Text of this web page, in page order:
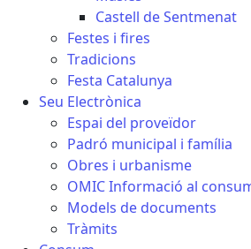
Castell de Sentmenat
Festes i fires
Tradicions
Festa Catalunya
Seu Electrònica
Espai del proveïdor
Padró municipal i família
Obres i urbanisme
OMIC Informació al
Models de documents
Tràmits